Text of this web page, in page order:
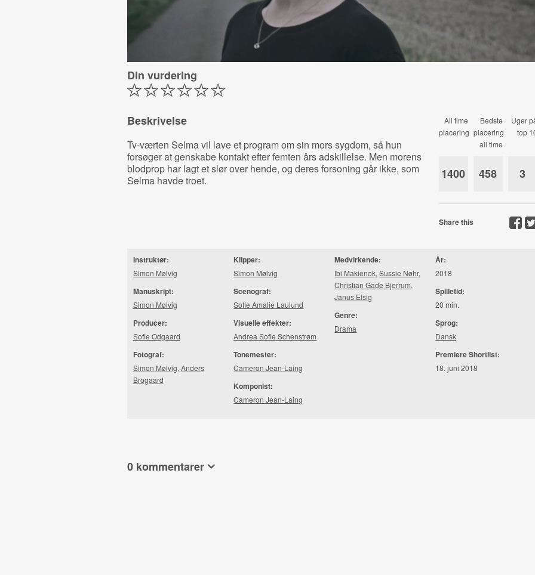
Din vurdering
Beskrivelse
Tv-værten Selma vil lave et program om sin mors sygdom, så hun
forsøger at genskabe kontakt efter femten års adskillelse. Men morens
blodprop har lagt et slør over hende, og deres forsoning går ikke, som
Selma havde troet.
All time
placering
Bedste
placering
all time
Uger
top
1400 458 3
Share this
Instruktør:
Simon Mølvig
Manuskript:
Simon Mølvig
Producer:
Sofie Odgaard
Fotograf:
Simon Mølvig, Anders
Brogaard
Klipper:
Simon Mølvig
Scenograf:
Sofie Amalie Laulund
Visuelle effekter:
Andrea Sofie Schenstrøm
Tonemester:
Cameron Jean-Laing
Komponist:
Cameron Jean-Laing
Medvirkende:
Ibi Makienok,Sussie Nøhr,
Christian Gade Bjerrum,
Janus Elsig
Genre:
Drama
År:
2018
Spilletid:
20 min.
Sprog:
Dansk
Premiere Shortlist:
18. juni 2018
0 kommentarer